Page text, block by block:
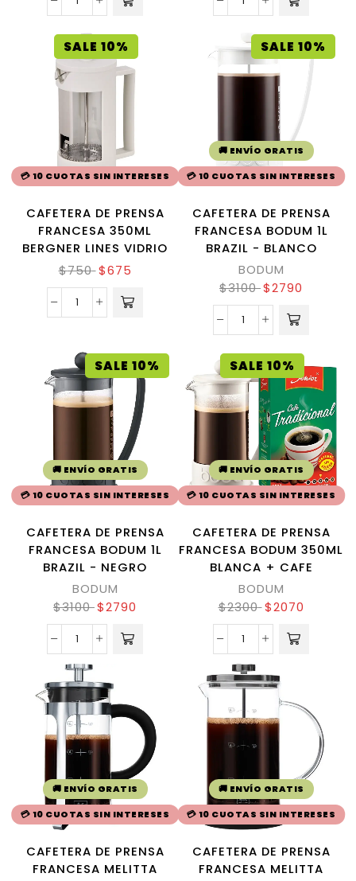
SALE 10%
💳 10 CUOTAS SIN INTERESES
CAFETERA DE PRENSA
FRANCESA 350ML
BERGNER LINES VIDRIO
$750 $675
SALE 10%
🚚 ENVÍO GRATIS
💳 10 CUOTAS SIN INTERESES
CAFETERA DE PRENSA
FRANCESA BODUM 1L
BRAZIL - BLANCO
BODUM
$3100 $2790
SALE 10%
🚚 ENVÍO GRATIS
💳 10 CUOTAS SIN INTERESES
CAFETERA DE PRENSA
FRANCESA BODUM 1L
BRAZIL - NEGRO
BODUM
$3100 $2790
SALE 10%
🚚 ENVÍO GRATIS
💳 10 CUOTAS SIN INTERESES
CAFETERA DE PRENSA
FRANCESA BODUM 350ML
BLANCA + CAFE
BODUM
$2300 $2070
🚚 ENVÍO GRATIS
💳 10 CUOTAS SIN INTERESES
CAFETERA DE PRENSA
FRANCESA MELITTA
🚚 ENVÍO GRATIS
💳 10 CUOTAS SIN INTERESES
CAFETERA DE PRENSA
FRANCESA MELITTA